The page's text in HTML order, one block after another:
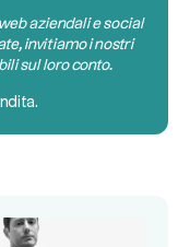
aziendali e social
invitiamo i nostri
sul loro conto.